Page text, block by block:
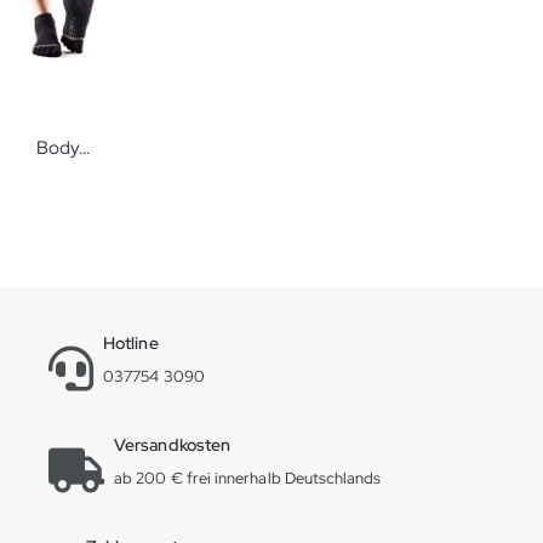
Bodynova ToeSox Full-Toe Ankle Black Anti-Rutsch-Socken
Hotline
037754 3090
Versandkosten
ab 200 € frei innerhalb Deutschlands